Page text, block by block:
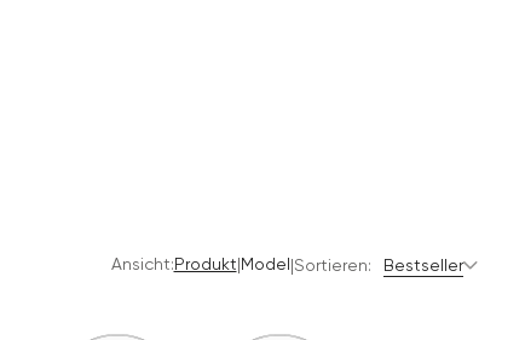
Ansicht:Produkt|Model|Sortieren: Bestseller